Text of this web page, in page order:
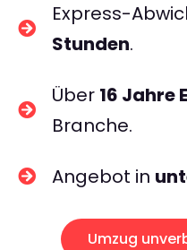
Express-
Stunden.
Über 16 Jahre
Branche.
Angebot in
Umzug